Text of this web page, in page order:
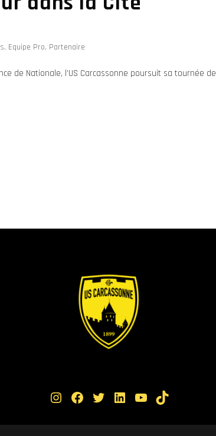
, Equipe Pro, Partenaire
de Nationale, l’US Carcassonne poursuit sa tournée de
Instagram Facebook Twitter LinkedIn YouTube TikTok